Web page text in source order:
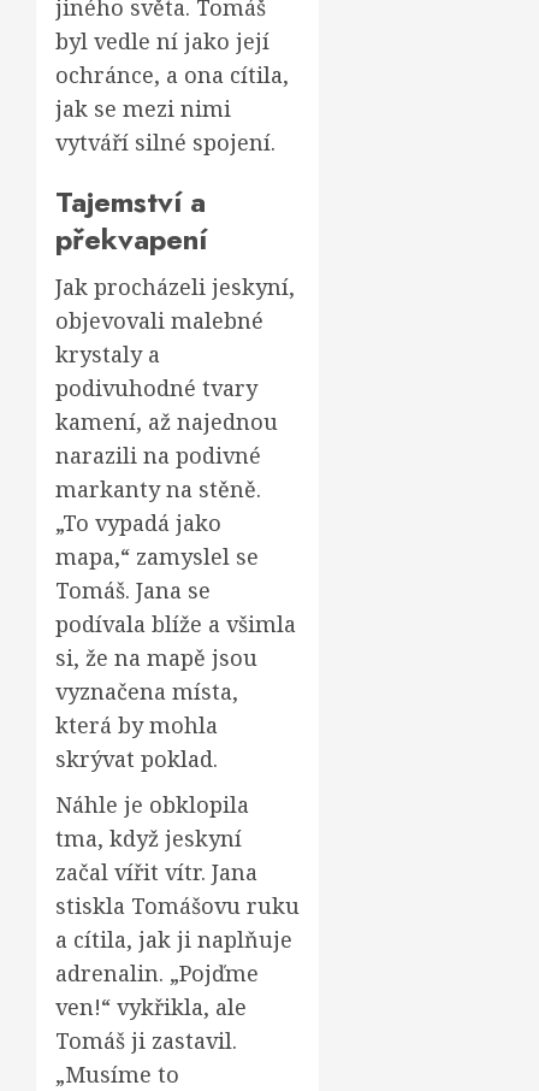
jiného světa. Tomáš
byl vedle ní jako její
ochránce, a ona cítila,
jak se mezi nimi
vytváří silné spojení.
Tajemství a
překvapení
Jak procházeli jeskyní,
objevovali malebné
krystaly a
podivuhodné tvary
kamení, až najednou
narazili na podivné
markanty na stěně.
„To vypadá jako
mapa,“ zamyslel se
Tomáš. Jana se
podívala blíže a všimla
si, že na mapě jsou
vyznačena místa,
která by mohla
skrývat poklad.
Náhle je obklopila
tma, když jeskyní
začal vířit vítr. Jana
stiskla Tomášovu ruku
a cítila, jak ji naplňuje
adrenalin. „Pojďme
ven!“ vykřikla, ale
Tomáš ji zastavil.
„Musíme to